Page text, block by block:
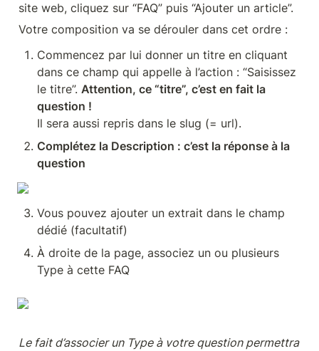
site web, cliquez sur “FAQ” puis “Ajouter un article”.
Votre composition va se dérouler dans cet ordre :
Commencez par lui donner un titre en cliquant
dans ce champ qui appelle à l’action : “Saisissez
le titre”. Attention, ce “titre”, c’est en fait la
question !
Il sera aussi repris dans le slug (= url).
Complétez la Description : c’est la réponse à la
question
Vous pouvez ajouter un extrait dans le champ
dédié (facultatif)
À droite de la page, associez un ou plusieurs
Type à cette FAQ
Le fait d’associer un Type à votre question permettra